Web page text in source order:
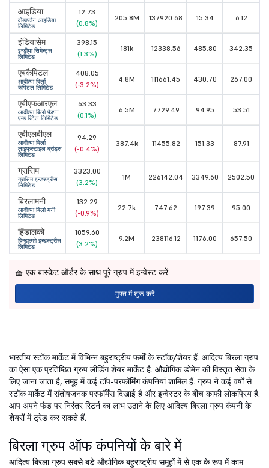
आइडिया
वोडाफोन आइडिया
लिमिटेड
12.73
(0.8%)
205.8M 137920.68 15.34 6.12
इंडियासेम
इन्डीया सिमेन्ट्स
लिमिटेड
398.15
(1.3%)
181k 12338.56 485.80 342.35
एबकैपिटल
आदीत्या बिर्ला
केपिटल लिमिटेड
408.05
(-3.2%)
4.8M 111661.45 430.70 267.00
एबीएफआरएल
आदीत्या बिर्ला फेशन
एन्ड रिटेल लिमिटेड
63.33
(0.1%)
6.5M 7729.49 94.95 53.51
एबीएलबीएल
आदीत्या बिर्ला
लाइफस्टाइल ब्रांड्स
लिमिटेड
94.29
(-0.4%)
387.4k 11455.82 151.33 87.91
ग्रासिम
ग्रासिम इन्डस्ट्रीस
लिमिटेड
3323.00
(3.2%)
1M 226142.04 3349.60 2502.50
बिरलामनी
आदीत्या बिर्ला मनी
लिमिटेड
132.29
(-0.9%)
22.7k 747.62 197.39 95.00
हिंडालको
हिन्डाल्को इन्डस्ट्रीस
लिमिटेड
1059.60
(3.2%)
9.2M 238116.12 1176.00 657.50
🧺 एक बास्केट ऑर्डर के साथ पूरे ग्रुप में इन्वेस्ट करें
मुफ्त में शुरू करें
भारतीय स्टॉक मार्केट में विभिन्न बहुराष्ट्रीय फर्मों के स्टॉक/शेयर हैं. आदित्य बिरला ग्रुप
का ऐसा एक प्रतिष्ठित ग्रुप लीडिंग शेयर मार्केट है. औद्योगिक डोमेन की विस्तृत सेवा के
लिए जाना जाता है, समूह में कई टॉप-परफॉर्मिंग कंपनियां शामिल हैं. ग्रुप ने कई वर्षों से
स्टॉक मार्केट में संतोषजनक परफॉर्मेंस दिखाई है और इन्वेस्टर के बीच काफी लोकप्रिय है.
आप अपने फंड पर निरंतर रिटर्न का लाभ उठाने के लिए आदित्य बिरला ग्रुप कंपनी के
शेयरों में ट्रेड कर सकते हैं.
बिरला ग्रुप ऑफ कंपनियों के बारे में
आदित्य बिरला ग्रुप सबसे बड़े औद्योगिक बहुराष्ट्रीय समूहों में से एक के रूप में काम